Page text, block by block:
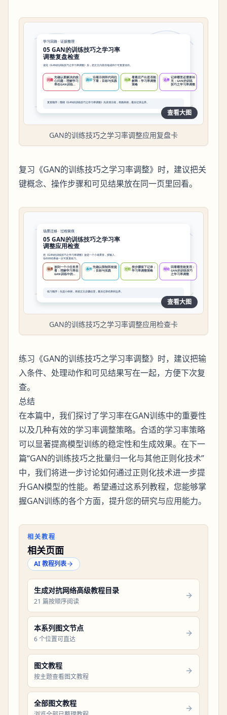
查看大图
GAN的训练技巧之学习率调整应用复盘卡
复习《GAN的训练技巧之学习率调整》时，建议把关
键概念、操作步骤和可见结果放在同一页里回看。
查看大图
GAN的训练技巧之学习率调整应用检查卡
练习《GAN的训练技巧之学习率调整》时，建议把输
入条件、处理动作和可见结果写在一起，方便下次复
查。
总结
在本篇中，我们探讨了学习率在GAN训练中的重要性
以及几种有效的学习率调整策略。合适的学习率策略
可以显著提高模型训练的稳定性和生成效果。在下一
篇“GAN的训练技巧之批量归一化与其他正则化技术”
中，我们将进一步讨论如何通过正则化技术进一步提
升GAN模型的性能。希望通过这系列教程，您能够掌
握GAN训练的各个方面，提升您的研究与应用能力。
相关教程
相关页面
AI 教程列表
生成对抗网络高级教程目录
21 篇按顺序阅读
本系列图文节点
6 个位置可直达
图文教程
按主题查看图文教程
全部图文教程